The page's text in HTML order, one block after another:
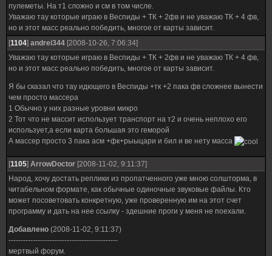
пулеметы. На т1 сложно и см в том числе.
Уважаю тау которые играю в Веспиды + ТК + 2фв и не уважаю ТК + 4 фв,
но и этот масс реально победить, многое от карты зависит.
[1104] andrei344 [2008-10-26, 7:06:34]
Уважаю тау которые играю в Веспиды + ТК + 2фв и не уважаю ТК + 4 фв,
но и этот масс реально победить, многое от карты зависит.
Я бы сказал что тау идющего в Веспиды +тк +2 пака фв сложнее вынести
чем просто массера
1 Обычно у них разные уровни микро
2 Тот что не массит использует транспорт на т2 и очень неплохо его
использует,а если карта большая это геморой
А массер просто 3 пака асм +фк+рыыцари и бил и ве нету масса
[1105] ArrowDoctor [2008-11-02, 9:11:37]
Народ, хочу достать реплики из пропатченного уже мною солшторма, в
читабельном формате, как обычные одиночные звуковые файлы. Кто
может посоветовать конкретную, уже проверенную им на этот счет
программу и дать на нее ссылку - здешние проги у меня не поехали.
Добавлено (2008-11-02, 9:11:37)
---------------------------------------------
мертвый форум.